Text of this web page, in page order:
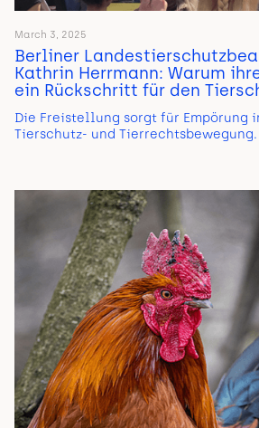
March 3, 2025
Berliner
Kathrin Herrmann: Warum
ein Rückschritt für den
Die Freistellung sorgt für Empörung
Tierschutz- und Tierrechtsbewegung.